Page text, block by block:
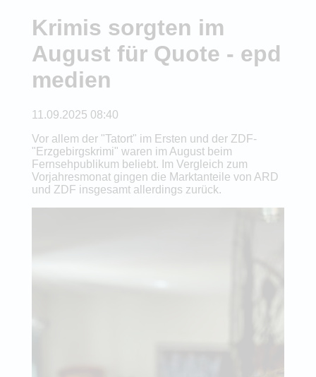
Krimis sorgten im
August für Quote - epd
medien
11.09.2025 08:40
Vor allem der "Tatort" im Ersten und der ZDF-
"Erzgebirgskrimi" waren im August beim
Fernsehpublikum beliebt. Im Vergleich zum
Vorjahresmonat gingen die Marktanteile von ARD
und ZDF insgesamt allerdings zurück.